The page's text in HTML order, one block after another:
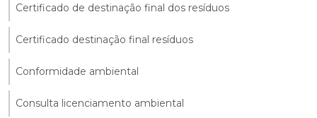
Certificado de destinação final dos resíduos
Certificado destinação final resíduos
Conformidade ambiental
Consulta licenciamento ambiental